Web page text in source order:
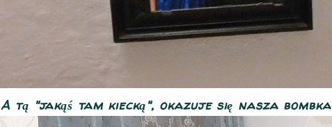
A tą "jakąś tam kiecką", okazuje się nasza bombka